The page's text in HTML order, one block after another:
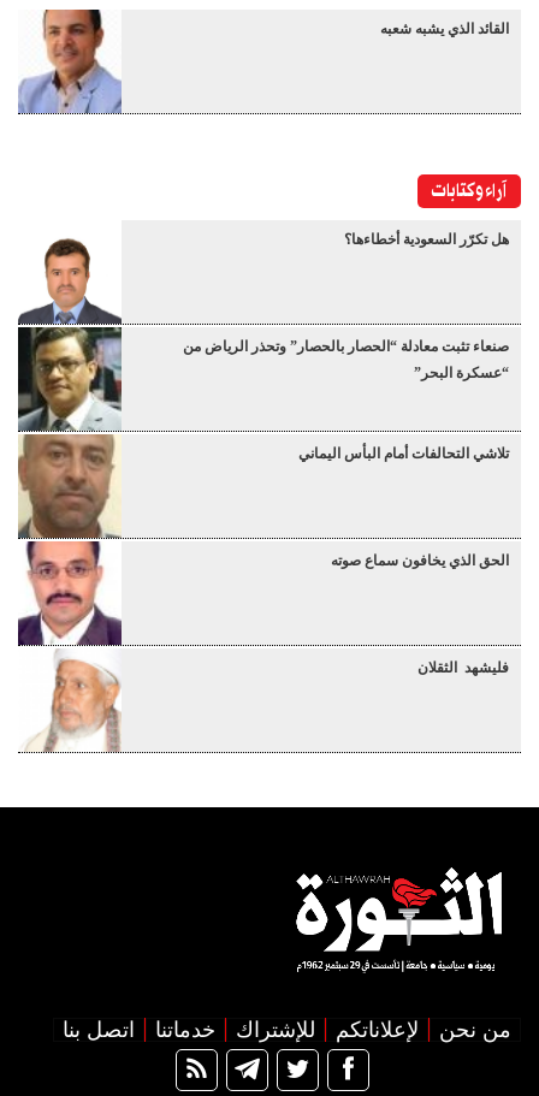
القائد الذي يشبه شعبه
آراء وكتابات
هل تكرّر السعودية أخطاءها؟
صنعاء تثبت معادلة “الحصار بالحصار” وتحذر الرياض من
“عسكرة البحر”
تلاشي التحالفات أمام البأس اليماني
الحق الذي يخافون سماع صوته
فليشهد الثقلان
من نحن لإعلاناتكم للإشتراك خدماتنا اتصل بنا